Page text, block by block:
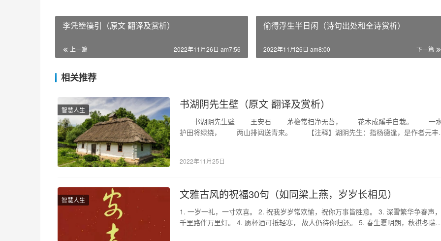
李凭箜篌引（原文 翻译及赏析）
上一篇 2022年11月26日 am7:56
偷得浮生半日闲（诗句出处和全诗赏析）
下一篇
2022年11月26日 am8:00
相关推荐
智慧人生 书湖阴先生壁（原文 翻译及赏析）
书湖阴先生壁 王安石 茅檐常扫净无苔， 花木成蹊手自栽。 一
护田将绿绕， 两山排闼送青来。 【注释】湖阴先生：指杨德逢，是作者元丰
2022年11月25日
智慧人生 文雅古风的祝福30句（如同梁上燕，岁岁长相见）
1. 一岁一礼，一寸欢喜。 2. 祝我岁岁常欢愉，祝你万事皆胜意。 3. 深雪繁华争春声，
千里路伴万里灯。 4. 愿杯酒可抵轻寒， 故人仍待你归还。 5. 春生夏明朗，秋祺冬瑞